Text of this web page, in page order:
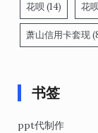
花呗(14) 花
萧山信用卡套现
书签
ppt代制作